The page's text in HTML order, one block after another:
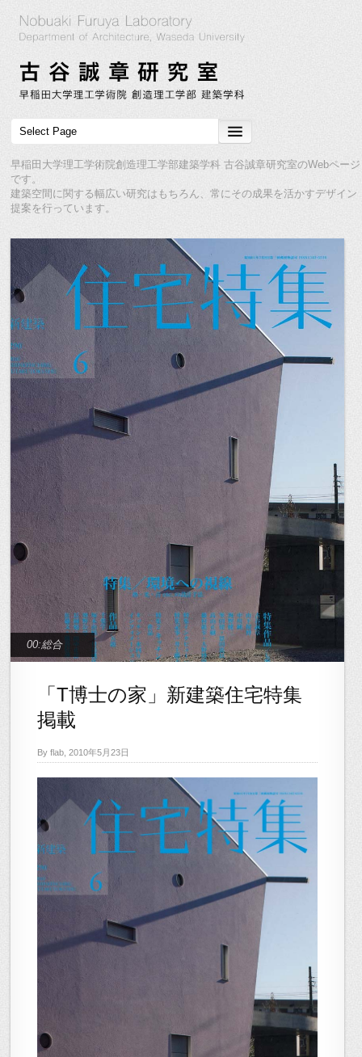
早稲田大学理工学術院創造理工学部建築学科 古谷誠章研究室のWebページ
です。
建築空間に関する幅広い研究はもちろん、常にその成果を活かすデザイン
提案を行っています。
00:総合
「T博士の家」新建築住宅特集
掲載
By flab, 2010年5月23日